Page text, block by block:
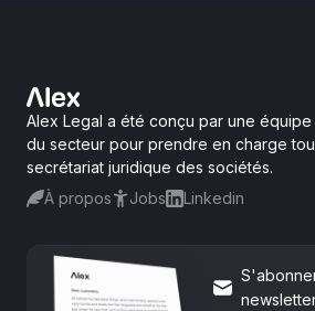
Alex Legal a été conçu par une
du secteur pour prendre en charge
secrétariat juridique des sociétés.
À propos
Jobs Linkedin